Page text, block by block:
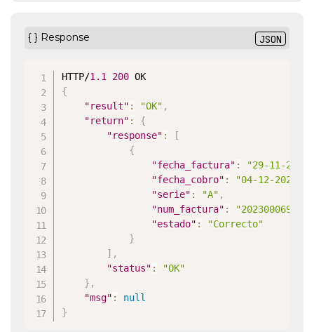
{ } Response JSON
HTTP/1.1 200
{
"result" : "OK" ,
"return" :
{
"response" :
[
{
"fecha_factura" :
"29-11-2023"
"fecha_cobro" : "04-12-2023"
"serie" : "A" ,
"num_factura" : "2023000699"
"estado" :
"Correcto"
}
] ,
"status" :
"OK"
} ,
"msg" :
null
}